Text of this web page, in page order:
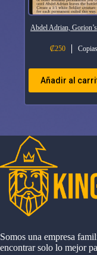
Abdel Adrian,
₡250
Añadir al
Somos una empresa
encontrar solo lo mejor